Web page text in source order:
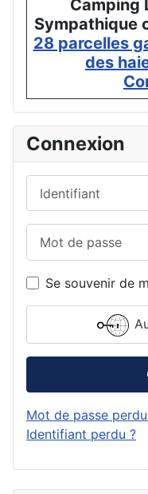
Camping
Sympathique
28 parcelles
des
Connexion
Se souvenir de
Mot de passe
Identifiant perdu ?